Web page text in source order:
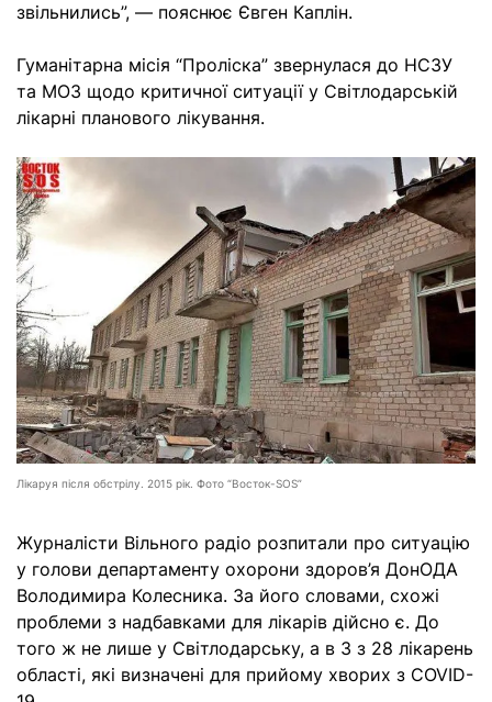
звільнились”, — пояснює Євген Каплін.
Гуманітарна місія “Проліска” звернулася до НСЗУ
та МОЗ щодо критичної ситуації у Світлодарській
лікарні планового лікування.
Лікарyя після обстрілу. 2015 рік. Фото “Восток-SОS”
Журналісти Вільного радіо розпитали про ситуацію
у голови департаменту охорони здоров’я ДонОДА
Володимира Колесника. За його словами, схожі
проблеми з надбавками для лікарів дійсно є. До
того ж не лише у Світлодарську, а в 3 з 28 лікарень
області, які визначені для прийому хворих з СOVID-